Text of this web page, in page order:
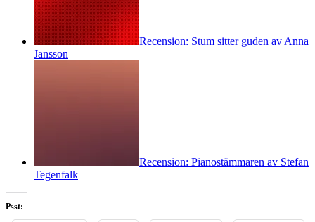
Recension: Stum sitter guden av Anna
Jansson
Recension: Pianostämmaren av Stefan
Tegenfalk
Psst: